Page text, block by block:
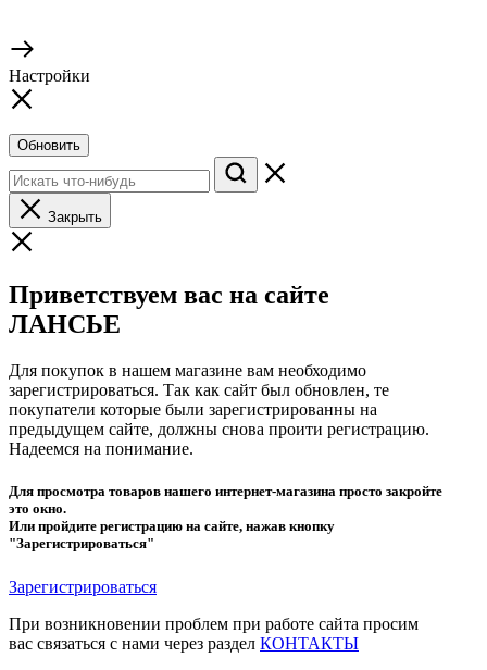
Настройки
Обновить
Закрыть
Приветствуем вас на сайте
ЛАНСЬЕ
Для покупок в нашем магазине вам необходимо
зарегистрироваться. Так как сайт был обновлен, те
покупатели которые были зарегистрированны на
предыдущем сайте, должны снова проити регистрацию.
Надеемся на понимание.
Для просмотра товаров нашего интернет-магазина просто закройте
это окно.
Или пройдите регистрацию на сайте, нажав кнопку
"Зарегистрироваться"
Зарегистрироваться
При возникновении проблем при работе сайта просим
вас связаться с нами через раздел КОНТАКТЫ